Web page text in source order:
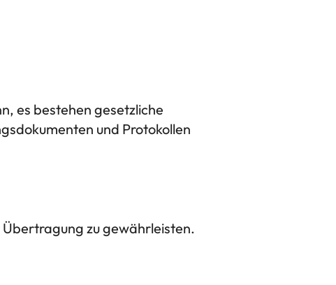
es bestehen gesetzliche
und Protokollen
Übertragung zu gewährleisten.